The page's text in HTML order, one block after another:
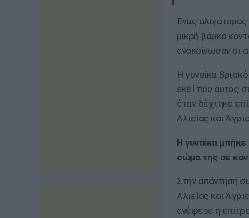
Ένας
μικρή βάρκα
ανακοίνωσαν οι
Η γυναίκα
εκεί που αυτός
όταν δέχτηκε
Αλιείας και
Η γυναίκα
σώμα της σε
Στην απάντηση
Αλιείας και
ανέφερε η